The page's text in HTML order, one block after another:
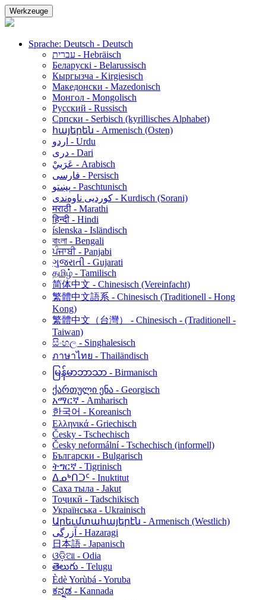
Werkzeuge
Sprache: Deutsch - Deutsch
עברית - Hebräisch
Беларускі - Belarussisch
Кыргызча - Kirgiesisch
Македонски - Mazedonisch
Монгол - Mongolisch
Русский - Russisch
Српски - Serbisch (kyrillisches Alphabet)
հայերեն - Armenisch (Osten)
اردو - Urdu
دری - Dari
عَرَبيْ - Arabisch
فارسی - Persisch
پښتو - Paschtunisch
کوردیی ناوەندی - Kurdisch (Sorani)
मराठी - Marathi
हिन्दी - Hindi
íslenska - Isländisch
বাংলা - Bengali
ਪੰਜਾਬੀ - Panjabi
ગુજરાતી - Gujarati
தமிழ் - Tamilisch
简体中文 - Chinesisch (Vereinfacht)
繁體中文語系 - Chinesisch (Traditionell - Hong
Kong)
繁體中文（台灣） - Chinesisch - (Traditionell -
Taiwan)
සිංහල - Singhalesisch
ภาษาไทย - Thailändisch
မြန်မာဘာသာ - Birmanisch
ქართული ენა - Georgisch
አማርኛ - Amharisch
한국어 - Koreanisch
Ελληνικά - Griechisch
Česky - Tschechisch
Česky neformální - Tschechisch (informell)
Български - Bulgarisch
ትግርኛ - Tigrinisch
ᐃᓄᒃᑎᑐᑦ - Inuktitut
Саха тыла - Jakut
Тоҷикӣ - Tadschikisch
Українська - Ukrainisch
Արեւմտահայերէն - Armenisch (Westlich)
آزرگی - Hazaragi
日本語 - Japanisch
ଓଡ଼ିଆ - Odia
తెలుగు - Telugu
Èdè Yorùbá - Yoruba
ಕನ್ನಡ - Kannada